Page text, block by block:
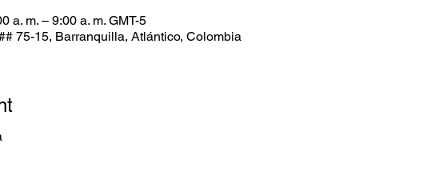
a. m. – 9:00 a. m. GMT-5
75-15, Barranquilla, Atlántico, Colombia